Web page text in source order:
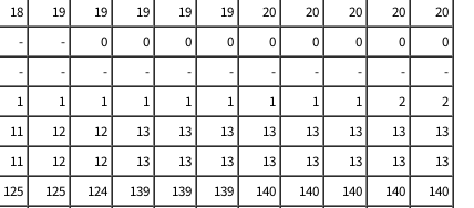
18 19 19 19 19 19 20 20 20 20
20
- - 0 0 0 0 0 0 0 0
0
- - - - - - - - - -
-
1 1 1 1 1 1 1 1 1 2
2
11 12 12 13 13 13 13 13 13 13
13
11 12 12 13 13 13 13 13 13 13
13
125 125 124 139 139 139 140 140 140 140
140